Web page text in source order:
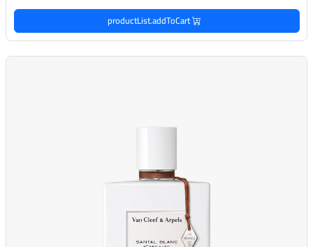
productList.addToCart